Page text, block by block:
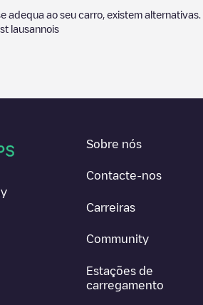
adequa ao seu carro, existem
lausannois
Sobre nós
Contacte-nos
Carreiras
Community
Estações de
carregamento